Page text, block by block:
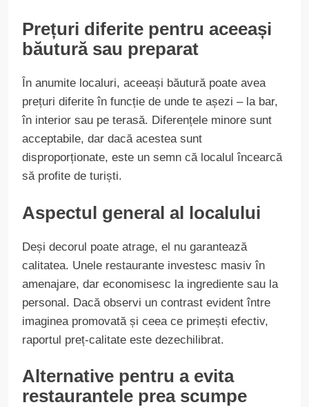
Prețuri diferite pentru aceeași
băutură sau preparat
În anumite localuri, aceeași băutură poate avea
prețuri diferite în funcție de unde te așezi – la bar,
în interior sau pe terasă. Diferențele minore sunt
acceptabile, dar dacă acestea sunt
disproporționate, este un semn că localul încearcă
să profite de turiști.
Aspectul general al localului
Deși decorul poate atrage, el nu garantează
calitatea. Unele restaurante investesc masiv în
amenajare, dar economisesc la ingrediente sau la
personal. Dacă observi un contrast evident între
imaginea promovată și ceea ce primești efectiv,
raportul preț-calitate este dezechilibrat.
Alternative pentru a evita
restaurantele prea scumpe